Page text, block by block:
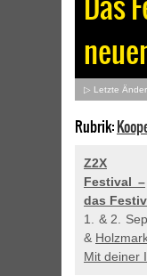
▷ Letzte
Rubrik:
Z2X
Festival –
das
1. & 2.
&
Mit deiner